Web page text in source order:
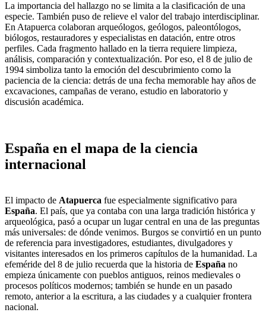
La importancia del hallazgo no se limita a la clasificación de una
especie. También puso de relieve el valor del trabajo interdisciplinar.
En Atapuerca colaboran arqueólogos, geólogos, paleontólogos,
biólogos, restauradores y especialistas en datación, entre otros
perfiles. Cada fragmento hallado en la tierra requiere limpieza,
análisis, comparación y contextualización. Por eso, el 8 de julio de
1994 simboliza tanto la emoción del descubrimiento como la
paciencia de la ciencia: detrás de una fecha memorable hay años de
excavaciones, campañas de verano, estudio en laboratorio y
discusión académica.
España en el mapa de la ciencia
internacional
El impacto de Atapuerca fue especialmente significativo para
España. El país, que ya contaba con una larga tradición histórica y
arqueológica, pasó a ocupar un lugar central en una de las preguntas
más universales: de dónde venimos. Burgos se convirtió en un punto
de referencia para investigadores, estudiantes, divulgadores y
visitantes interesados en los primeros capítulos de la humanidad. La
efeméride del 8 de julio recuerda que la historia de España no
empieza únicamente con pueblos antiguos, reinos medievales o
procesos políticos modernos; también se hunde en un pasado
remoto, anterior a la escritura, a las ciudades y a cualquier frontera
nacional.